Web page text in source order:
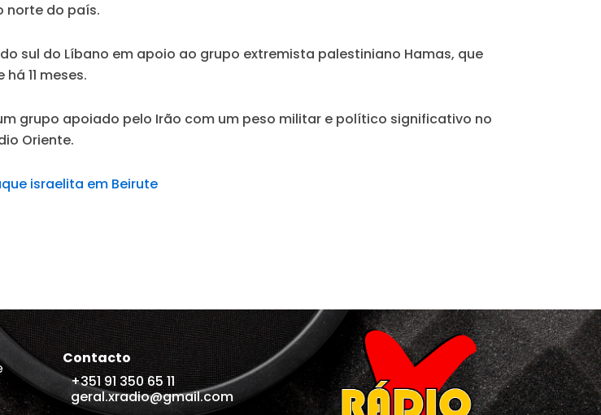
norte do país.
sul do Líbano em apoio ao grupo extremista palestiniano Hamas, que
11 meses.
grupo apoiado pelo Irão com um peso militar e político significativo no
Oriente.
israelita em Beirute
Contacto
+351 91 350 65 11
geral.xradio@gmail.com